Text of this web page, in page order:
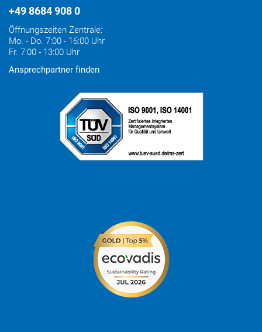
+49 8684 908 0
Öffnungszeiten Zentrale:
Mo. - Do. 7:00 - 16:00 Uhr
Fr. 7:00 - 13:00 Uhr
Ansprechpartner finden